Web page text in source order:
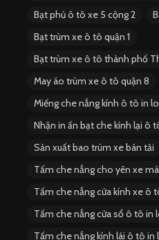
Bạt phủ ô tô xe 5 cộng 2
Bạt trùm xe ô tô quận 1
Bạt trùm xe ô tô thành phố
May áo trùm xe ô tô quận 8
Miếng che nắng kính ô tô in
Nhận in ấn bạt che kính lại ô
Sản xuất bao trùm xe bán tải
Tấm che nắng cho yên xe
Tấm che nắng cửa kính xe ô
Tấm che nắng cửa sổ ô tô in
Tấm che nắng kính lái ô tô in